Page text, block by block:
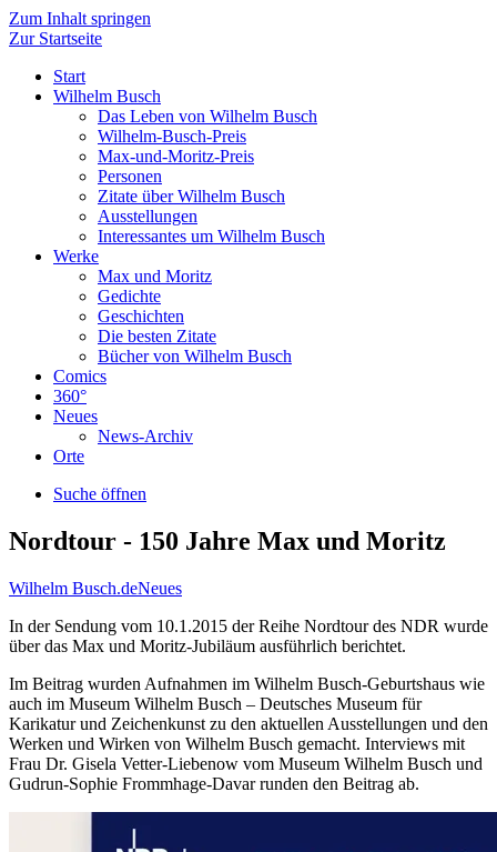
Zum Inhalt springen
Zur Startseite
Start
Wilhelm Busch
Das Leben von Wilhelm Busch
Wilhelm-Busch-Preis
Max-und-Moritz-Preis
Personen
Zitate über Wilhelm Busch
Ausstellungen
Interessantes um Wilhelm Busch
Werke
Max und Moritz
Gedichte
Geschichten
Die besten Zitate
Bücher von Wilhelm Busch
Comics
360°
Neues
News-Archiv
Orte
Suche öffnen
Nordtour - 150 Jahre Max und Moritz
Wilhelm Busch.deNeues
In der Sendung vom 10.1.2015 der Reihe Nordtour des NDR wurde
über das Max und Moritz-Jubiläum ausführlich berichtet.
Im Beitrag wurden Aufnahmen im Wilhelm Busch-Geburtshaus wie
auch im Museum Wilhelm Busch – Deutsches Museum für
Karikatur und Zeichenkunst zu den aktuellen Ausstellungen und den
Werken und Wirken von Wilhelm Busch gemacht. Interviews mit
Frau Dr. Gisela Vetter-Liebenow vom Museum Wilhelm Busch und
Gudrun-Sophie Frommhage-Davar runden den Beitrag ab.